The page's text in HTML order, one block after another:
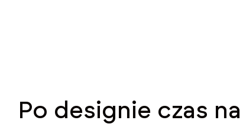
Po designie czas na